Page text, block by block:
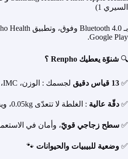
السيري 1)
Google Play.
🔍 شنوّة يعطيك Renpho ؟
✅ 13 قياس دقيق لجسمك : الوزن، IMC، نسبة الدهون، والمزيد !
✅ دقّة عالية : الغلطة لا تتعدّى 0.05kg، ويشيل حتى 180kg.
✅ سطح زجاجي قويّ، وأمان في
✅ وضعية للبيبيات والحيوانات 🐾